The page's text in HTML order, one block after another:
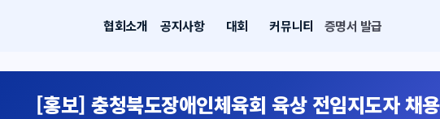
협회소개 공지사항 대회 커뮤니티 증명서 발급
[홍보] 충청북도장애인체육회 육상 전임지도자 채